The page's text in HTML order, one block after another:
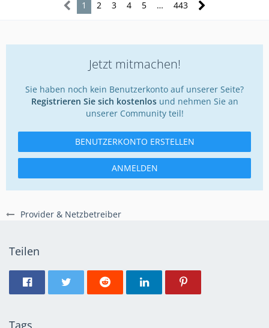
Provider & Netzbetreiber
1 2 3 4 5 … 443
Jetzt mitmachen!
Sie haben noch kein Benutzerkonto auf unserer Seite?
Registrieren Sie sich kostenlosund nehmen Sie an
unserer Community teil!
BENUTZERKONTO ERSTELLEN
ANMELDEN
Teilen